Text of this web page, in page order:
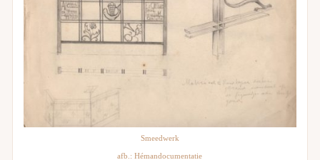
Smeedwerk
afb.: Hémandocumentatie